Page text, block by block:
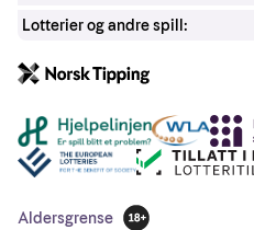
Lotterier og andre spill:
Andre lenker
Aldersgrense